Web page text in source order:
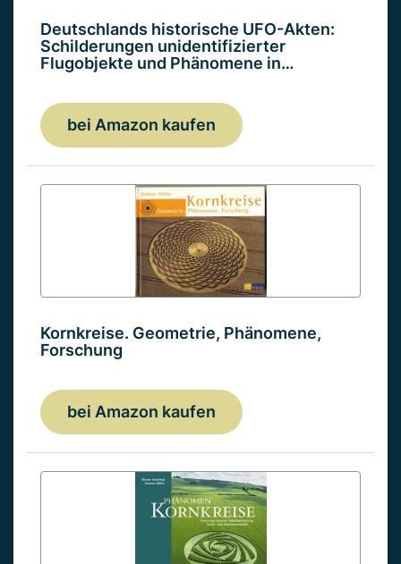
Deutschlands historische UFO-Akten:
Schilderungen unidentifizierter
Flugobjekte und Phänomene in…
bei Amazon kaufen
Kornkreise. Geometrie, Phänomene,
Forschung
bei Amazon kaufen